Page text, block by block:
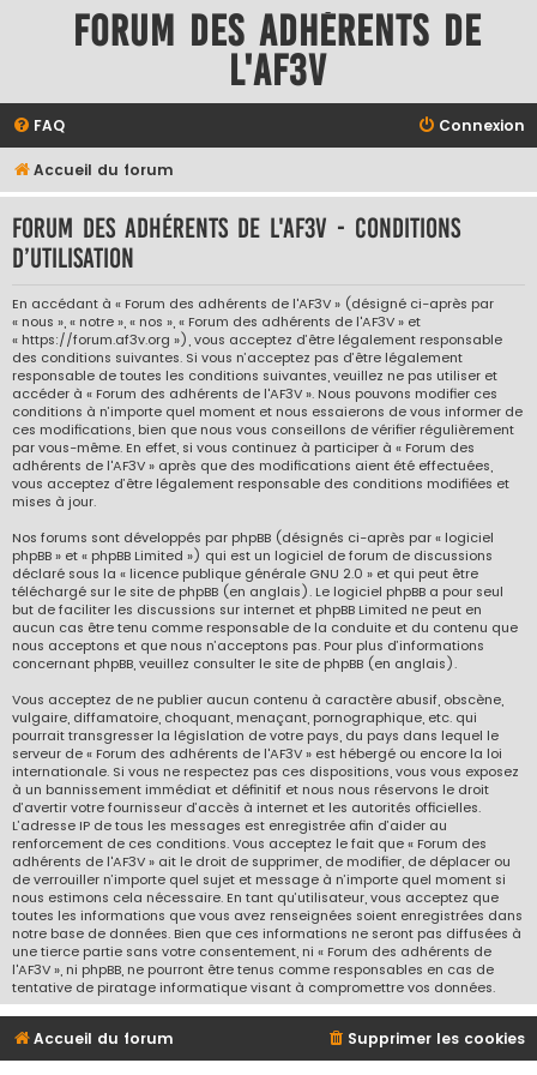
Forum des adhérents de
l'AF3V
FAQ Connexion
Accueil du forum
Forum des adhérents de l'AF3V - Conditions
d’utilisation
En accédant à « Forum des adhérents de l'AF3V » (désigné ci-après par
« nous », « notre », « nos », « Forum des adhérents de l'AF3V » et
« https://forum.af3v.org »), vous acceptez d’être légalement responsable
des conditions suivantes. Si vous n’acceptez pas d’être légalement
responsable de toutes les conditions suivantes, veuillez ne pas utiliser et
accéder à « Forum des adhérents de l'AF3V ». Nous pouvons modifier ces
conditions à n’importe quel moment et nous essaierons de vous informer de
ces modifications, bien que nous vous conseillons de vérifier régulièrement
par vous-même. En effet, si vous continuez à participer à « Forum des
adhérents de l'AF3V » après que des modifications aient été effectuées,
vous acceptez d’être légalement responsable des conditions modifiées et
mises à jour.
Nos forums sont développés par phpBB (désignés ci-après par « logiciel
phpBB » et « phpBB Limited ») qui est un logiciel de forum de discussions
déclaré sous la « licence publique générale GNU 2.0 » et qui peut être
téléchargé sur le site de phpBB (en anglais). Le logiciel phpBB a pour seul
but de faciliter les discussions sur internet et phpBB Limited ne peut en
aucun cas être tenu comme responsable de la conduite et du contenu que
nous acceptons et que nous n’acceptons pas. Pour plus d’informations
concernant phpBB, veuillez consulter le site de phpBB (en anglais).
Vous acceptez de ne publier aucun contenu à caractère abusif, obscène,
vulgaire, diffamatoire, choquant, menaçant, pornographique, etc. qui
pourrait transgresser la législation de votre pays, du pays dans lequel le
serveur de « Forum des adhérents de l'AF3V » est hébergé ou encore la loi
internationale. Si vous ne respectez pas ces dispositions, vous vous exposez
à un bannissement immédiat et définitif et nous nous réservons le droit
d’avertir votre fournisseur d’accès à internet et les autorités officielles.
L’adresse IP de tous les messages est enregistrée afin d’aider au
renforcement de ces conditions. Vous acceptez le fait que « Forum des
adhérents de l'AF3V » ait le droit de supprimer, de modifier, de déplacer ou
de verrouiller n’importe quel sujet et message à n’importe quel moment si
nous estimons cela nécessaire. En tant qu’utilisateur, vous acceptez que
toutes les informations que vous avez renseignées soient enregistrées dans
notre base de données. Bien que ces informations ne seront pas diffusées à
une tierce partie sans votre consentement, ni « Forum des adhérents de
l'AF3V », ni phpBB, ne pourront être tenus comme responsables en cas de
tentative de piratage informatique visant à compromettre vos données.
Accueil du forum Supprimer les cookies